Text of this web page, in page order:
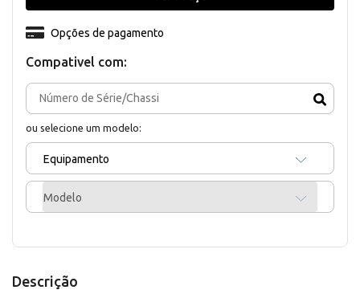
Compativel com:
ou selecione um modelo:
Equipamento
Modelo
Opções de pagamento
Descrição